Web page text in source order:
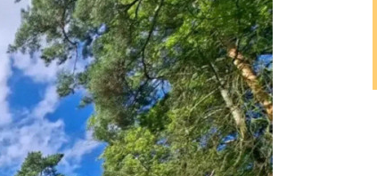
функциональность или
экономика проекта, размышляют
в ГК «ПСК»